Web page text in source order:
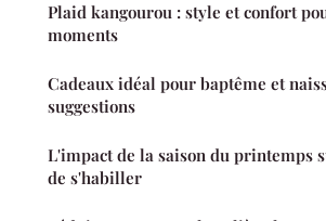
Plaid kangourou : style et confort
moments
Cadeaux idéal pour baptême et
suggestions
L'impact de la saison du printemps
de s'habiller